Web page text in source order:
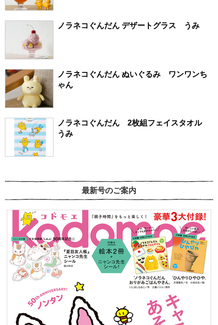
ノラネコぐんだん デザートグラス うみ
ノラネコぐんだん ぬいぐるみ ワンワンち
ゃん
ノラネコぐんだん 2枚組フェイスタオル
うみ
最新号のご案内